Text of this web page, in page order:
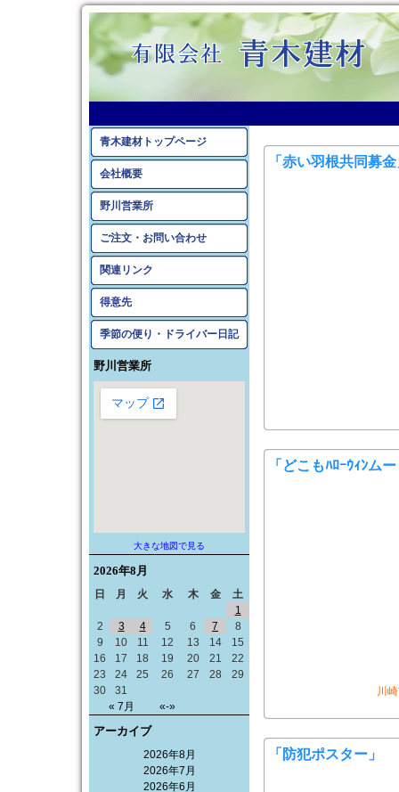
青木建材トップページ
会社概要
野川営業所
ご注文・お問い合わせ
関連リンク
得意先
季節の便り・ドライバー日記
野川営業所
大きな地図で見る
2026年8月
日 月 火 水 木 金 土
« 7月 «-»
1
2
3 4 5 6 7
8
9
10 11 12 13 14
15
16
17 18 19 20 21
22
23
24 25 26 27 28
29
30
31
アーカイブ
2026年8月
2026年7月
2026年6月
「赤い羽根共同募
「どこもﾊﾛｰｳｨﾝム
川
「防犯ポスター」